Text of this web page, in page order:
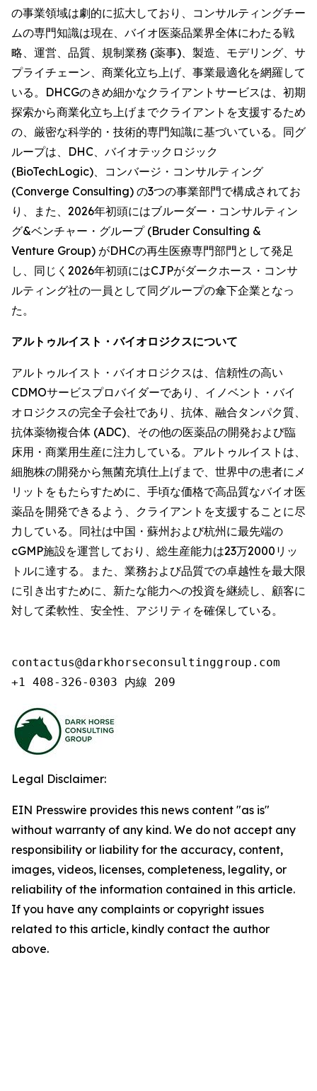
の事業領域は劇的に拡大しており、コンサルティングチー
ムの専門知識は現在、バイオ医薬品業界全体にわたる戦
略、運営、品質、規制業務 (薬事)、製造、モデリング、サ
プライチェーン、商業化立ち上げ、事業最適化を網羅して
いる。DHCGのきめ細かなクライアントサービスは、初期
探索から商業化立ち上げまでクライアントを支援するため
の、厳密な科学的・技術的専門知識に基づいている。同グ
ループは、DHC、バイオテックロジック
(BioTechLogic)、コンバージ・コンサルティング
(Converge Consulting) の3つの事業部門で構成されてお
り、また、2026年初頭にはブルーダー・コンサルティン
グ&ベンチャー・グループ (Bruder Consulting &
Venture Group) がDHCの再生医療専門部門として発足
し、同じく2026年初頭にはCJPがダークホース・コンサ
ルティング社の一員として同グループの傘下企業となっ
た。
アルトゥルイスト・バイオロジクスについて
アルトゥルイスト・バイオロジクスは、信頼性の高い
CDMOサービスプロバイダーであり、イノベント・バイ
オロジクスの完全子会社であり、抗体、融合タンパク質、
抗体薬物複合体 (ADC)、その他の医薬品の開発および臨
床用・商業用生産に注力している。アルトゥルイストは、
細胞株の開発から無菌充填仕上げまで、世界中の患者にメ
リットをもたらすために、手頃な価格で高品質なバイオ医
薬品を開発できるよう、クライアントを支援することに尽
力している。同社は中国・蘇州および杭州に最先端の
cGMP施設を運営しており、総生産能力は23万2000リッ
トルに達する。また、業務および品質での卓越性を最大限
に引き出すために、新たな能力への投資を継続し、顧客に
対して柔軟性、安全性、アジリティを確保している。
contactus@darkhorseconsultinggroup.com
+1 408-326-0303 内線 209
Legal Disclaimer:
EIN Presswire provides this news content "as is"
without warranty of any kind. We do not accept any
responsibility or liability for the accuracy, content,
images, videos, licenses, completeness, legality, or
reliability of the information contained in this article.
If you have any complaints or copyright issues
related to this article, kindly contact the author
above.